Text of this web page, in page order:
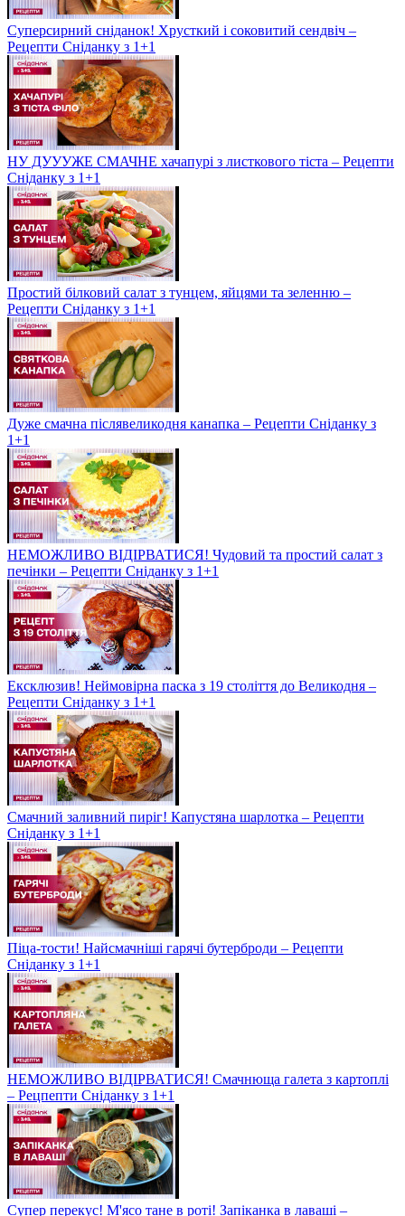
Суперсирний сніданок! Хрусткий і соковитий сендвіч –
Рецепти Сніданку з 1+1
НУ ДУУУЖЕ СМАЧНЕ хачапурі з листкового тіста – Рецепти
Сніданку з 1+1
Простий білковий салат з тунцем, яйцями та зеленню –
Рецепти Сніданку з 1+1
Дуже смачна післявеликодня канапка – Рецепти Сніданку з
1+1
НЕМОЖЛИВО ВІДІРВАТИСЯ! Чудовий та простий салат з
печінки – Рецепти Сніданку з 1+1
Ексклюзив! Неймовірна паска з 19 століття до Великодня –
Рецепти Сніданку з 1+1
Смачний заливний пиріг! Капустяна шарлотка – Рецепти
Сніданку з 1+1
Піца-тости! Найсмачніші гарячі бутерброди – Рецепти
Сніданку з 1+1
НЕМОЖЛИВО ВІДІРВАТИСЯ! Смачнюща галета з картоплі
– Рецпепти Сніданку з 1+1
Супер перекус! М'ясо тане в роті! Запіканка в лаваші –